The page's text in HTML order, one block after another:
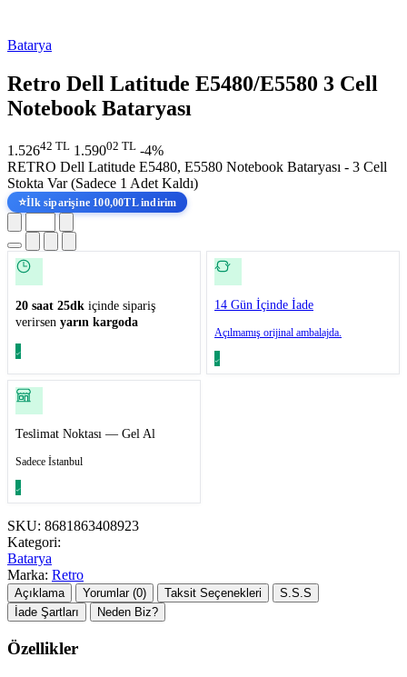
Batarya
Retro Dell Latitude E5480/E5580 3 Cell
Notebook Bataryası
1.52642 TL 1.59002 TL -4%
RETRO Dell Latitude E5480, E5580 Notebook Bataryası - 3 Cell
Stokta Var (Sadece 1 Adet Kaldı)
⭐İlk siparişine 100,00TL indirim
20 saat 25dk içinde sipariş
verirsen yarın kargoda
14 Gün İçinde İade
Açılmamış orijinal ambalajda.
Teslimat Noktası — Gel Al
Sadece İstanbul
SKU: 8681863408923
Kategori:
Batarya
Marka: Retro
Açıklama Yorumlar (0) Taksit Seçenekleri
S.S.S
İade Şartları
Neden Biz?
Özellikler